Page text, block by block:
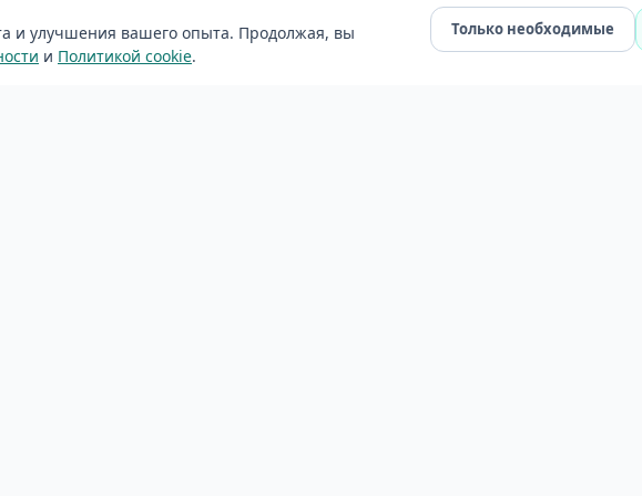
Уборка квартир
и улучшения вашего опыта. Продолжая, вы
и Политикой cookie.
Только необходимые